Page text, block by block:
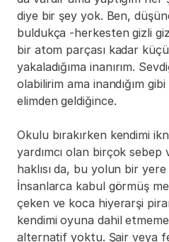
diye bir şey yok. Ben,
buldukça -herkesten gizli
bir atom parçası kadar
yakaladığıma inanırım.
olabilirim ama inandığım
elimden geldiğince.
Okulu bırakırken kendimi
yardımcı olan birçok sebep
haklısı da, bu yolun bir
İnsanlarca kabul görmüş
çeken ve koca hiyerarşi
kendimi oyuna dahil
alternatif yoktu. Şair veya